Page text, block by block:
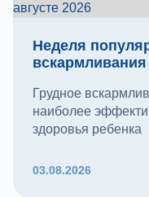
Неделя
вскармливания
Грудное
наиболее
здоровья ребенка
03.08.2026